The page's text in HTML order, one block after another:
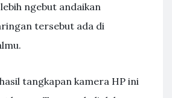
ngebut andaikan
tersebut ada di
tangkapan kamera HP ini